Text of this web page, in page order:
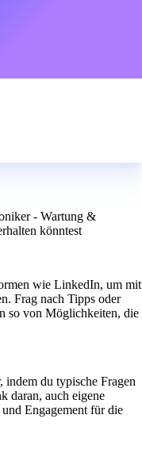
- Wartung &
könntest
wie LinkedIn, um mit
Frag nach Tipps oder
so von Möglichkeiten, die
indem du typische Fragen
daran, auch eigene
Engagement für die